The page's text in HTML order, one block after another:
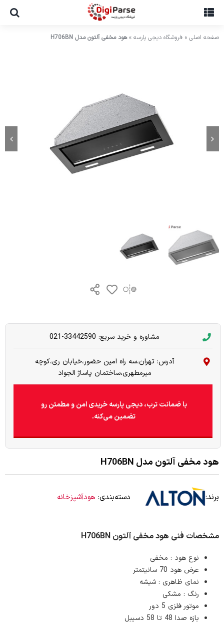
صفحه اصلی » فروشگاه دیجی پارسه »هود مخفی آلتون مدل H706BN
مشاوره و خرید سریع: 33442590-021
آدرس: تهران،سه راه امین حضور،خیابان ری،کوچه
میرمطهری،ساختمان پاساژ الجواد
با ضمانت ترب، دیجی پارسه خریدی امن و مطمئن رو
تضمین می‌کنه.
هود مخفی آلتون مدل H706BN
برند: دسته‌بندی: هودآشپزخانه
مشخصات فنی هود مخفی آلتون H706BN
نوع هود : مخفی
عرض هود 70 سانیتمتر
نمای ظاهری : شیشه
رنگ : مشکی
موتور فلزی 5 دور
بازه صدا 48 تا 58 دسیبل